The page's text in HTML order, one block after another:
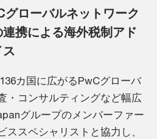
グローバルネットワーク
連携による海外税制アド
カ国に広がるPwCグローバ
・コンサルティングなど幅広
グループのメンバーファー
ススペシャリストと協力し、